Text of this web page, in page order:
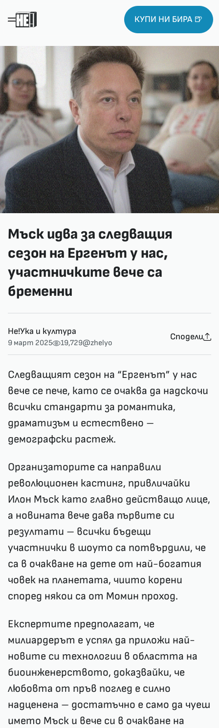
КУПИ НИ БИРА 🍺
Мъск идва за следващия
сезон на Ергенът у нас,
участничките вече са
бременни
Не!Ука и култура
9 март 2025 19,729@zhelyo
Сподели
Следващият сезон на “Ергенът” у нас
вече се пече, като се очаква да надскочи
всички стандарти за романтика,
драматизъм и естествено –
демографски растеж.
Организаторите са направили
революционен кастинг, привличайки
Илон Мъск като главно действащо лице,
а новината вече дава първите си
резултати – всички бъдещи
участнички в шоуто са потвърдили, че
са в очакване на дете от най-богатия
човек на планетата, чиито корени
според някои са от Момин проход.
Експертите предполагат, че
милиардерът е успял да приложи най-
новите си технологии в областта на
биоинженерството, доказвайки, че
любовта от пръв поглед е силно
надценена – достатъчно е само да чуеш
името Мъск и вече си в очакване на